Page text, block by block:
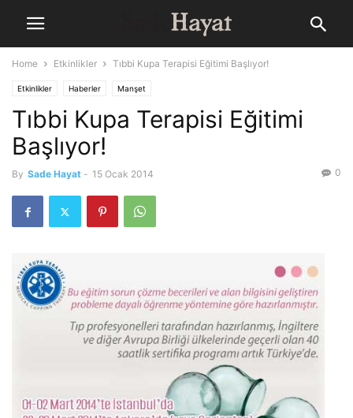
Home Etkinlikler Tıbbi Kupa Terapisi Eğitimi Başlıyor!
Etkinlikler Haberler Manşet
Tıbbi Kupa Terapisi Eğitimi
Başlıyor!
By Sade Hayat - 15 Ocak 2014 0